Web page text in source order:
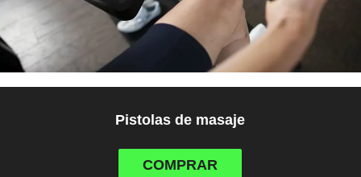
Pistolas de masaje
COMPRAR